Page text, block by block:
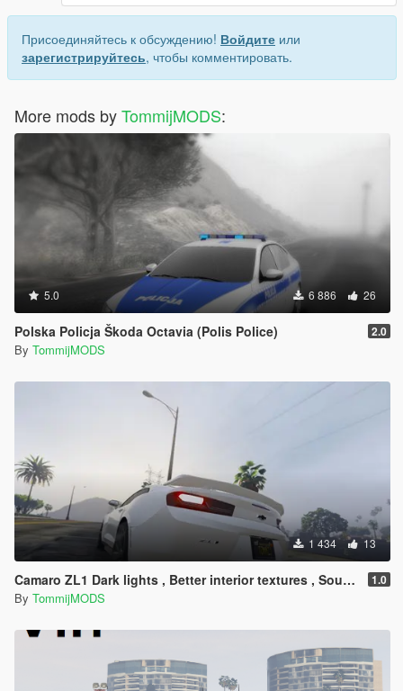
Присоединяйтесь к обсуждению! Войдите или
зарегистрируйтесь, чтобы комментировать.
More mods byTommijMODS:
5.0 6 886 26
Polska Policja Škoda Octavia (Polis Police) 2.0
By TommijMODS
1 434 13
Camaro ZL1 Dark lights , Better interior textures , Sound Swap ! 1.0
By TommijMODS